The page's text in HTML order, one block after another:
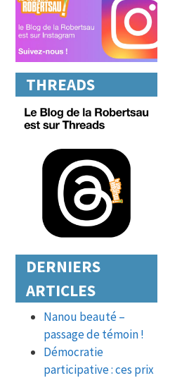
THREADS
DERNIERS
ARTICLES
Nanou beauté –
passage de témoin !
Démocratie
participative : ces prix